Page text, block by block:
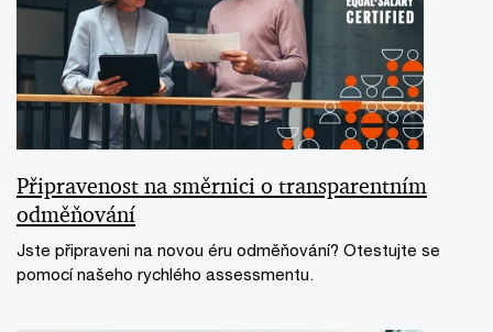
Připravenost na směrnici o transparentním
odměňování
Jste připraveni na novou éru odměňování? Otestujte se
pomocí našeho rychlého assessmentu.